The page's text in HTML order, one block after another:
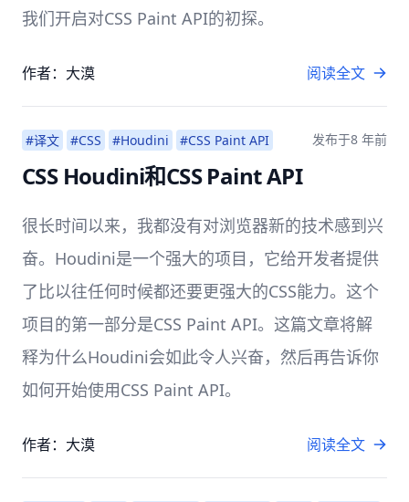
我们开启对CSS Paint API的初探。
作者：大漠 阅读全文
#译文 #CSS #Houdini #CSS Paint API 发布于8 年前
CSS Houdini和CSS Paint API
很长时间以来，我都没有对浏览器新的技术感到兴
奋。Houdini是一个强大的项目，它给开发者提供
了比以往任何时候都还要更强大的CSS能力。这个
项目的第一部分是CSS Paint API。这篇文章将解
释为什么Houdini会如此令人兴奋，然后再告诉你
如何开始使用CSS Paint API。
作者：大漠 阅读全文